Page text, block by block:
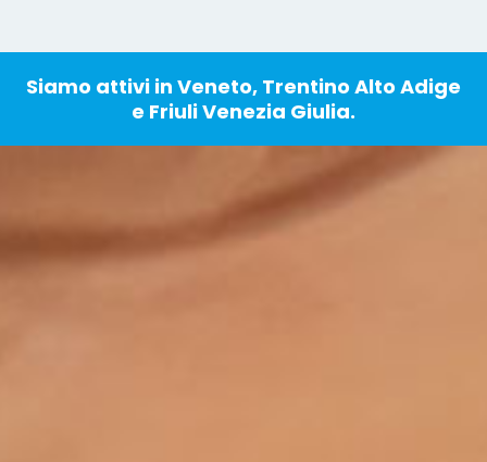
Siamo attivi in Veneto, Trentino Alto Adige
e Friuli Venezia Giulia.